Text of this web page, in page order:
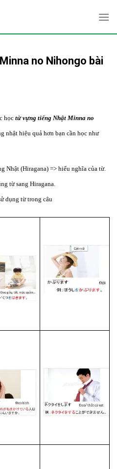
no Nihongo bài
học từ vựng tiếng Nhật Minna no
nhật hiệu quả hơn bạn cần học như
Nhật (Hiragana) => hiểu nghĩa của từ.
từ sang Hiragana.
dụng từ trong câu